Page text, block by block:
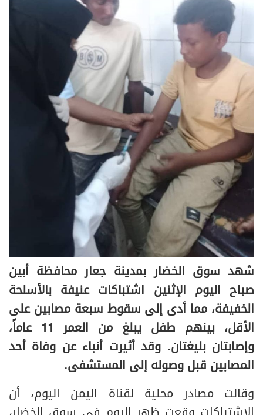
شهد سوق الخضار بمدينة جعار محافظة أبين
صباح اليوم الإثنين اشتباكات عنيفة بالأسلحة
الخفيفة، مما أدى إلى سقوط سبعة مصابين على
الأقل، بينهم طفل يبلغ من العمر 11 عاماً،
وإصابتان بليغتان. وقد أثيرت أنباء عن وفاة أحد
المصابين قبل وصوله إلى المستشفى.
وقالت مصادر محلية لقناة اليمن اليوم، أن